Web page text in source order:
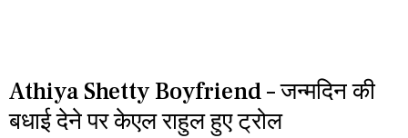
Athiya Shetty Boyfriend – जन्मदिन की
बधाई देने पर केएल राहुल हुए ट्रोल